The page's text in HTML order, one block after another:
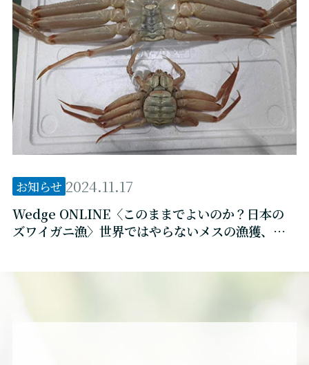
お知らせ 2024.11.17
Wedge ONLINE〈このままでよいのか？日本の
ズワイガニ漁〉世界ではやらないメスの漁獲、輸